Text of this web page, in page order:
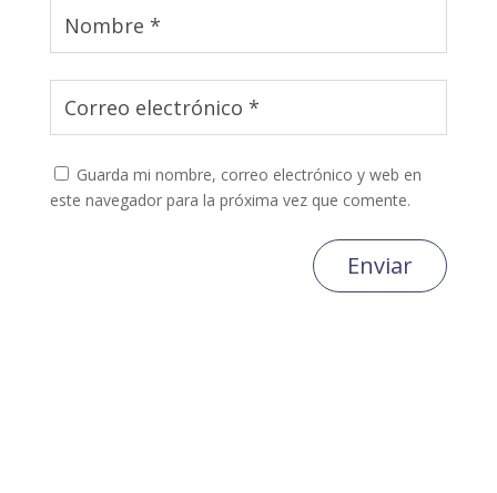
Guarda mi nombre, correo electrónico y web en
este navegador para la próxima vez que comente.
Enviar